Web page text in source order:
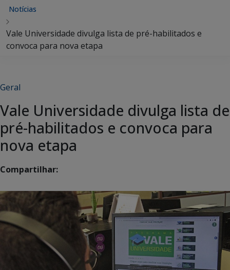
Notícias
Vale Universidade divulga lista de pré-habilitados e
convoca para nova etapa
Geral
Vale Universidade divulga lista de
pré-habilitados e convoca para
nova etapa
Compartilhar: